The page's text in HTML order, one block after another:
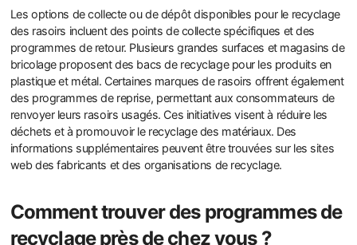
Les options de collecte ou de dépôt disponibles pour le recyclage
des rasoirs incluent des points de collecte spécifiques et des
programmes de retour. Plusieurs grandes surfaces et magasins de
bricolage proposent des bacs de recyclage pour les produits en
plastique et métal. Certaines marques de rasoirs offrent également
des programmes de reprise, permettant aux consommateurs de
renvoyer leurs rasoirs usagés. Ces initiatives visent à réduire les
déchets et à promouvoir le recyclage des matériaux. Des
informations supplémentaires peuvent être trouvées sur les sites
web des fabricants et des organisations de recyclage.
Comment trouver des programmes de
recyclage près de chez vous ?